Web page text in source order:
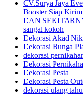
CV.Surya Jaya
Booster Siap
DAN
sangat kokoh
Dekorasi Akad
Dekorasi Bunga
dekorasi
Dekorasi
Dekorasi Pesta
Dekorasi Pesta
dekorasi ulang